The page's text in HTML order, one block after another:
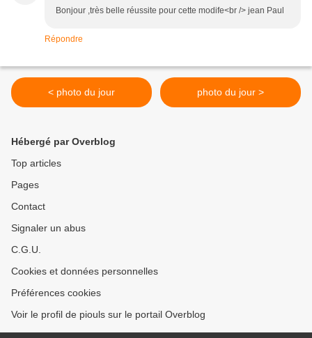
Bonjour ,très belle réussite pour cette modife<br /> jean Paul
Répondre
< photo du jour photo du jour >
Hébergé par Overblog
Top articles
Pages
Contact
Signaler un abus
C.G.U.
Cookies et données personnelles
Préférences cookies
Voir le profil de piouls sur le portail Overblog